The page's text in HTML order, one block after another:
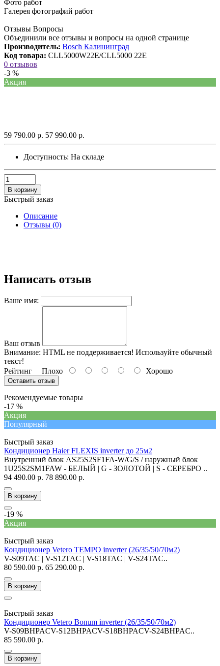
Фото работ
Галерея фотографий работ
Отзывы Вопросы
Объединили все отзывы и вопросы на одной странице
Производитель: Bosch Калининград
Код товара: CLL5000W22E/CLL5000 22E
0 отзывов
-3 %
Акция
59 790.00 р. 57 990.00 р.
Доступность: На складе
В корзину
Быстрый заказ
Описание
Отзывы (0)
Написать отзыв
Ваше имя:
Ваш отзыв
Внимание: HTML не поддерживается! Используйте обычный
текст!
Рейтинг Плохо Хорошо
Оставить отзыв
Рекомендуемые товары
-17 %
Акция
Популярный
Быстрый заказ
Кондиционер Haier FLEXIS inverter до 25м2
Внутренний блок AS25S2SF1FA-W/G/S / наружный блок
1U25S2SM1FAW - БЕЛЫЙ | G - ЗОЛОТОЙ | S - СЕРЕБРО ..
94 490.00 р. 78 890.00 р.
В корзину
-19 %
Акция
Быстрый заказ
Кондиционер Vetero TEMPO inverter (26/35/50/70м2)
V-S09TAC | V-S12TAC | V-S18TAC | V-S24TAC..
80 590.00 р. 65 290.00 р.
В корзину
Быстрый заказ
Кондиционер Vetero Bonum inverter (26/35/50/70м2)
V-S09BHPACV-S12BHPACV-S18BHPACV-S24BHPAC..
85 590.00 р.
В корзину